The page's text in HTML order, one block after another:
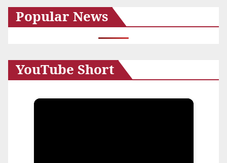
イ
ブ
Popular News
YouTube Short